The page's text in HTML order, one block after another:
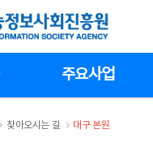
주요사업
>
찾아오시는 길 >
대구 본원